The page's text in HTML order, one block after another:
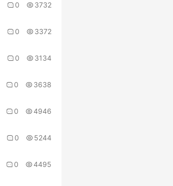
0 3732
0 3372
0 3134
0 3638
0 4946
0 5244
0 4495